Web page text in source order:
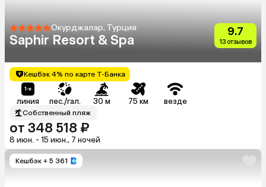
Окурджалар, Турция
Saphir Resort & Spa
9.7
13 отзывов
Кешбэк 4% по карте Т-Банка
линия пес./гал. 30 м 75 км везде
Собственный пляж
от 348 518 ₽
8 июн. - 15 июн., 7 ночей
Кешбэк + 5 361